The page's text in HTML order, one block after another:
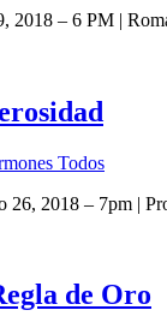
2018 – 6 PM |
Todos
26, 2018 – 7pm
de Oro